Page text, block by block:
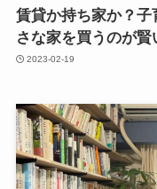
賃貸か持ち家か？
さな家を買うのが賢
2023-02-19